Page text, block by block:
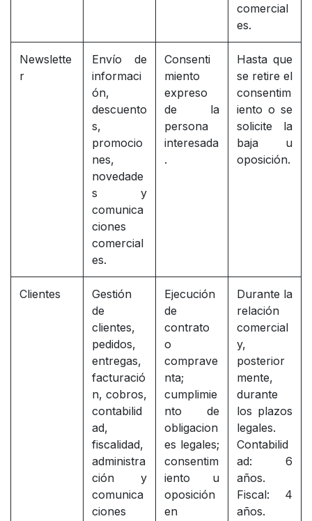
comercial
es.
Newslette
r
Envío de
informaci
ón,
descuento
s,
promocio
nes,
novedade
s y
comunica
ciones
comercial
es.
Consenti
miento
expreso
de la
persona
interesada
.
Hasta que
se retire el
consentim
iento o se
solicite la
baja u
oposición.
Clientes
Gestión
de
clientes,
pedidos,
entregas,
facturació
n, cobros,
contabilid
ad,
fiscalidad,
administra
ción y
comunica
ciones
Ejecución
de
contrato
o
comprave
nta;
cumplimie
nto de
obligacion
es legales;
consentim
iento u
oposición
en
Durante la
relación
comercial
y,
posterior
mente,
durante
los plazos
legales.
Contabilid
ad: 6
años.
Fiscal: 4
años.